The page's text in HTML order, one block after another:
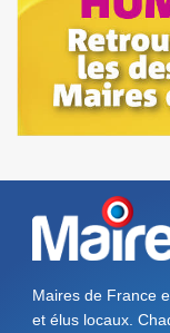
Maires de France
et élus locaux.